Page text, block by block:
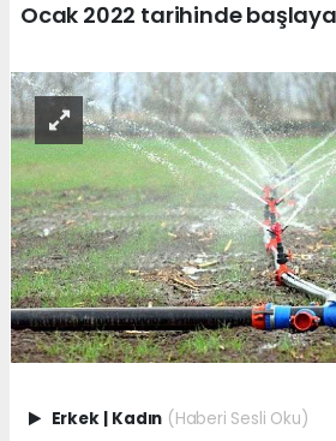
Ocak 2022 tarihinde
Erkek | Kadın (Haberi Sesli Oku)